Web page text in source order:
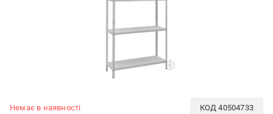
Немає в наявності КОД40504733